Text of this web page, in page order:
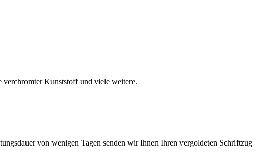
Kunststoff und viele weitere.
von wenigen Tagen senden wir Ihnen Ihren vergoldeten Schriftzug